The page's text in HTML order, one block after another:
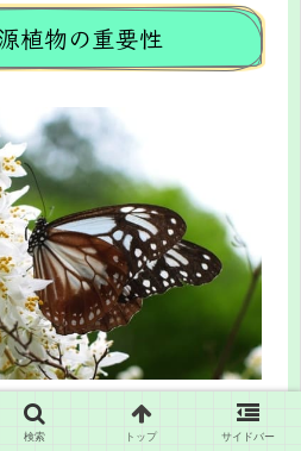
植物の重要性
渡るためには、途中での栄
検索 トップ サイドバー